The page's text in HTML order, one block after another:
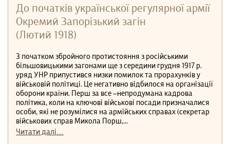
До початків української регулярної армії
Окремий Запорізький загін
(Лютий 1918)
З початком збройного протистояння з російськими
більшовицькими загонами ще з середини грудня 1917 р.
уряд УНР припустився низки помилок та прорахунків у
військовій політиці. Це негативно відбилося на організації
оборони країни. Перш за все –непродумана кадрова
політика, коли на ключові військові посади призначалися
особи, які не розумілися на армійських справах (секретар
військових справ Микола Порш,...
Читати далі…